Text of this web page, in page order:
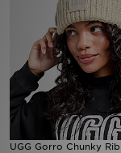
UGG Gorro Chunky
Ver Marcas
Deportes &
JD Fútbol
Ofertas